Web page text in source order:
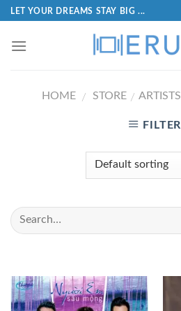
LET YOUR DREAMS STAY BIG ...
HOME / STORE / ARTISTS
FILTER